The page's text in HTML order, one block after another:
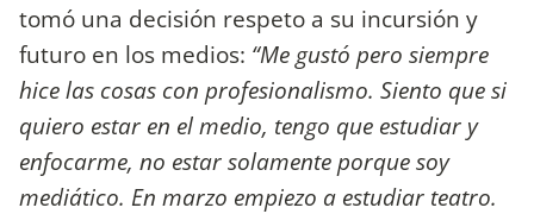
tomó una decisión respeto a su incursión y
futuro en los medios: “Me gustó pero siempre
hice las cosas con profesionalismo. Siento que si
quiero estar en el medio, tengo que estudiar y
enfocarme, no estar solamente porque soy
mediático. En marzo empiezo a estudiar teatro.